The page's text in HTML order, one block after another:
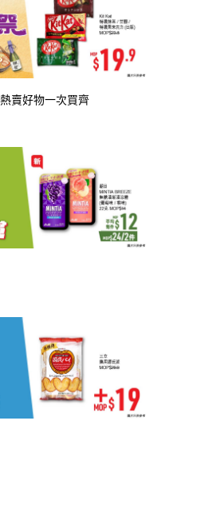
賣好物一次買齊